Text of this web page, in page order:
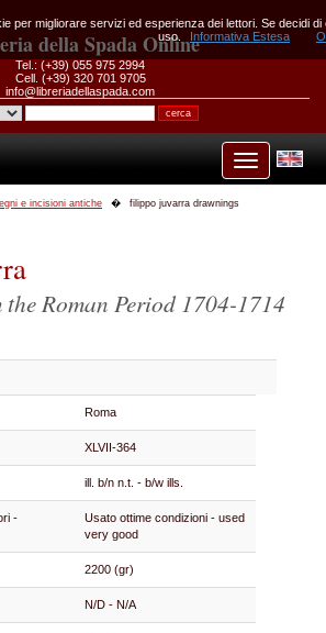
della Spada Online
Tel.: (+39) 055 975 2994
Cell. (+39) 320 701 9705
info@libreriadellaspada.com
e incisioni antiche filippo juvarra drawnings
Roman Period 1704-1714
Roma
XLVII-364
ill. b/n n.t. - b/w ills.
-
Usato ottime condizioni - used
very good
2200 (gr)
N/D - N/A
per migliorare servizi ed esperienza dei lettori. Se decidi
uso.
Informativa Estesa